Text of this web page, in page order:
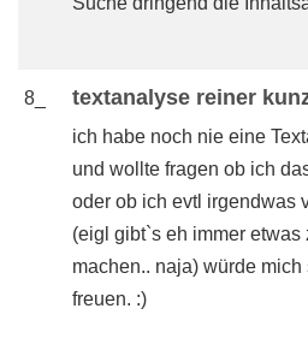
8_ textanalyse reiner
ich habe noch nie eine
und wollte fragen ob ich
oder ob ich evtl irgendwas
(eigl gibt`s eh immer etwas
machen.. naja) würde
freuen. :)